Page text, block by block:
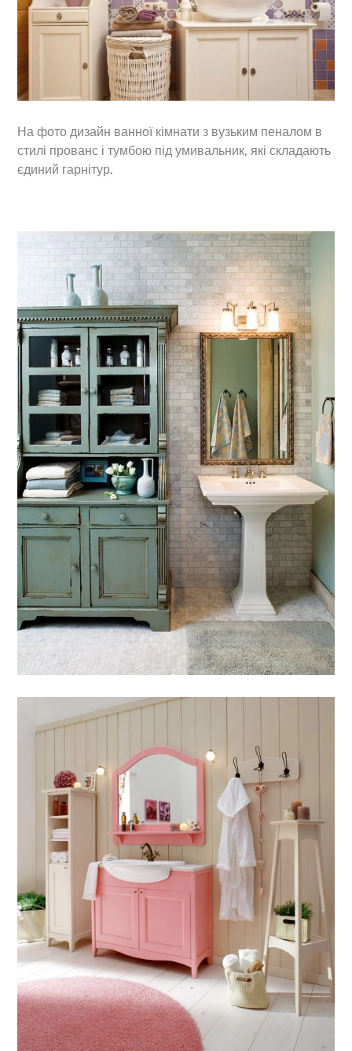
На фото дизайн ванної кімнати з вузьким пеналом в
стилі прованс і тумбою під умивальник, які складають
єдиний гарнітур.